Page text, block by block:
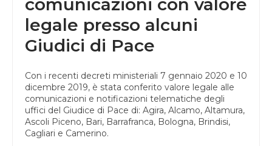
comunicazioni con valore
legale presso alcuni
Giudici di Pace
Con i recenti decreti ministeriali 7 gennaio 2020 e 10
dicembre 2019, è stata conferito valore legale alle
comunicazioni e notificazioni telematiche degli
uffici del Giudice di Pace di: Agira, Alcamo, Altamura,
Ascoli Piceno, Bari, Barrafranca, Bologna, Brindisi,
Cagliari e Camerino.